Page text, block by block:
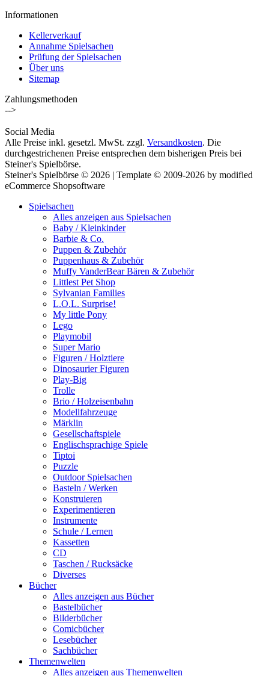
Informationen
Kellerverkauf
Annahme Spielsachen
Prüfung der Spielsachen
Über uns
Sitemap
Zahlungsmethoden
-->
Social Media
Alle Preise inkl. gesetzl. MwSt. zzgl. Versandkosten. Die
durchgestrichenen Preise entsprechen dem bisherigen Preis bei
Steiner's Spielbörse.
Steiner's Spielbörse © 2026 | Template © 2009-2026 by modified
eCommerce Shopsoftware
Spielsachen
Alles anzeigen aus Spielsachen
Baby / Kleinkinder
Barbie & Co.
Puppen & Zubehör
Puppenhaus & Zubehör
Muffy VanderBear Bären & Zubehör
Littlest Pet Shop
Sylvanian Families
L.O.L. Surprise!
My little Pony
Lego
Playmobil
Super Mario
Figuren / Holztiere
Dinosaurier Figuren
Play-Big
Trolle
Brio / Holzeisenbahn
Modellfahrzeuge
Märklin
Gesellschaftspiele
Englischsprachige Spiele
Tiptoi
Puzzle
Outdoor Spielsachen
Basteln / Werken
Konstruieren
Experimentieren
Instrumente
Schule / Lernen
Kassetten
CD
Taschen / Rucksäcke
Diverses
Bücher
Alles anzeigen aus Bücher
Bastelbücher
Bilderbücher
Comicbücher
Lesebücher
Sachbücher
Themenwelten
Alles anzeigen aus Themenwelten